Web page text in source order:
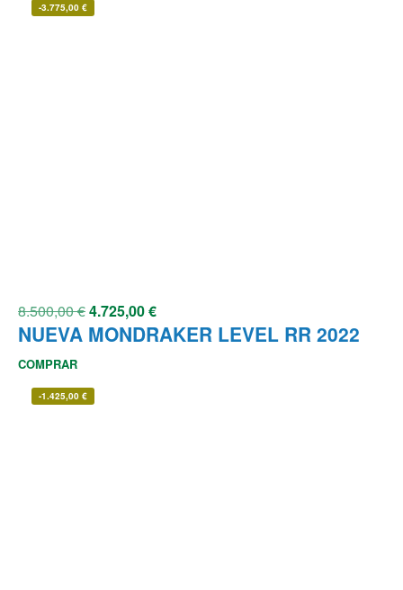
-3.775,00 €
8.500,00€4.725,00€
NUEVA MONDRAKER LEVEL RR 2022
COMPRAR
-1.425,00 €